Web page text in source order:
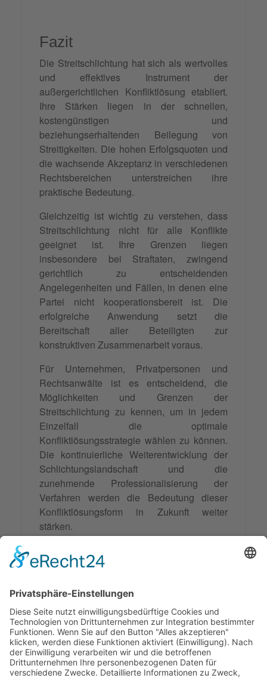
Fazit
Die Streitschlichtung hat sich als wertvolles
und effektives Instrument der
außergerichtlichen Konfliktlösung etabliert.
Ihre Stärken liegen in der schnellen,
kostengünstigen und
beziehungserhaltenden Beilegung von
Streitigkeiten. Die hohen Erfolgsquoten und
die wachsende Akzeptanz in verschiedenen
Rechtsbereichen unterstreichen ihre
praktische Bedeutung.
Gleichzeitig ist wichtig zu verstehen, dass
Streitschlichtung nicht für alle Konflikte
geeignet ist. Ihre Grenzen liegen
insbesondere bei Straftaten, zwingend
gerichtlich zu entscheidenden
Angelegenheiten und Fällen, in denen eine
Partei nicht kooperationsbereit ist. Die
erfolgreiche Anwendung setzt die
Bereitschaft aller Beteiligten zur
konstruktiven Zusammenarbeit voraus.
Für Unternehmen, Privatpersonen und
Rechtsanwälte ist es entscheidend, die
Möglichkeiten und Grenzen der
Streitschlichtung zu kennen, um in jedem
Einzelfall die optimale
Konfliktlösungsstrategie wählen zu können.
Die kontinuierliche Weiterentwicklung der
Schlichtungslandschaft und die
zunehmende Professionalisierung der
Verfahren werden die Bedeutung dieser
Konfliktlösungsform in Zukunft weiter
stärken.
sowohl aus wirtschaftlicher als auch aus
Gerichte beiträgt und gleichzeitig den
Beteiligten maßgeschneiderte Lösungen
ermöglicht, die über reine Rechtssprüche
hinausgehen.